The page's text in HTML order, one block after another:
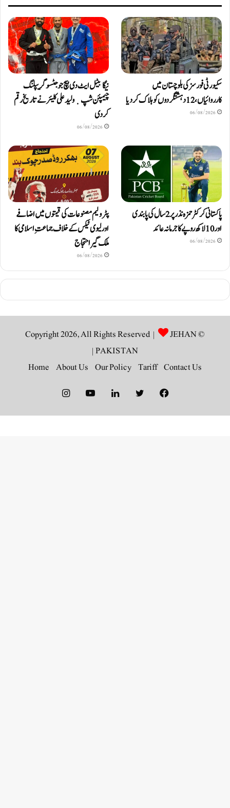
سکیورٹی فورسز کی بلوچستان میں
کارروائیاں، 12 دہشتگردوں کو ہلاک کردیا
06/08/2026
نیگا بیٹل ایٹ دی بیچ جوجٹسو گریپلنگ
چیمپئن شپ ٜ ولید علی کلیئر نے تاریخ رقم
کر دی
06/08/2026
پاکستانی کرکٹر حمزہ نذر پر 2 سال کی پابندی
اور 10 لاکھ روپےکا جرمانہ عائد
06/08/2026
پٹرولیم مصنوعات کی قیمتوں میں اضافے
اور لیوی ٹیکس کے خلاف جماعتِ اسلامی کا
ملک گیر احتجاج
06/08/2026
© Copyright 2026, All Rights Reserved |
JEHAN
PAKISTAN
|
Contact Us
Tariff
Our Policy
About Us
Home
Facebook
Twitter
LinkedIn
YouTube
Instagram